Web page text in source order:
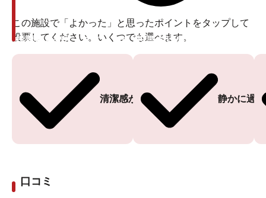
この施設で「よかった」と思ったポイントをタップして
投票してください。いくつでも選べます。
清潔感がある
投票ありがとうございます
静かに過
投票ありがとうございます
口コミ